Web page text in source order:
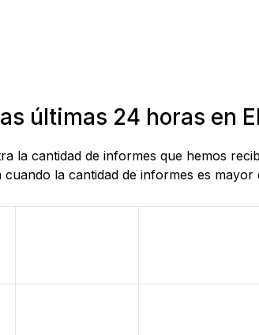
últimas 24 horas en
la cantidad de informes que hemos
la cantidad de informes es